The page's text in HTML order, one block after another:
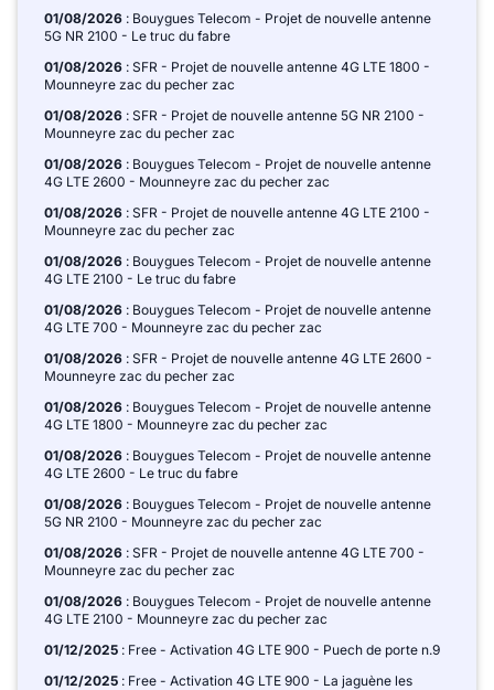
01/08/2026 : Bouygues Telecom - Projet de nouvelle antenne
5G NR 2100 - Le truc du fabre
01/08/2026 : SFR - Projet de nouvelle antenne 4G LTE 1800 -
Mounneyre zac du pecher zac
01/08/2026 : SFR - Projet de nouvelle antenne 5G NR 2100 -
Mounneyre zac du pecher zac
01/08/2026 : Bouygues Telecom - Projet de nouvelle antenne
4G LTE 2600 - Mounneyre zac du pecher zac
01/08/2026 : SFR - Projet de nouvelle antenne 4G LTE 2100 -
Mounneyre zac du pecher zac
01/08/2026 : Bouygues Telecom - Projet de nouvelle antenne
4G LTE 2100 - Le truc du fabre
01/08/2026 : Bouygues Telecom - Projet de nouvelle antenne
4G LTE 700 - Mounneyre zac du pecher zac
01/08/2026 : SFR - Projet de nouvelle antenne 4G LTE 2600 -
Mounneyre zac du pecher zac
01/08/2026 : Bouygues Telecom - Projet de nouvelle antenne
4G LTE 1800 - Mounneyre zac du pecher zac
01/08/2026 : Bouygues Telecom - Projet de nouvelle antenne
4G LTE 2600 - Le truc du fabre
01/08/2026 : Bouygues Telecom - Projet de nouvelle antenne
5G NR 2100 - Mounneyre zac du pecher zac
01/08/2026 : SFR - Projet de nouvelle antenne 4G LTE 700 -
Mounneyre zac du pecher zac
01/08/2026 : Bouygues Telecom - Projet de nouvelle antenne
4G LTE 2100 - Mounneyre zac du pecher zac
01/12/2025 : Free - Activation 4G LTE 900 - Puech de porte n.9
01/12/2025 : Free - Activation 4G LTE 900 - La jaguène les